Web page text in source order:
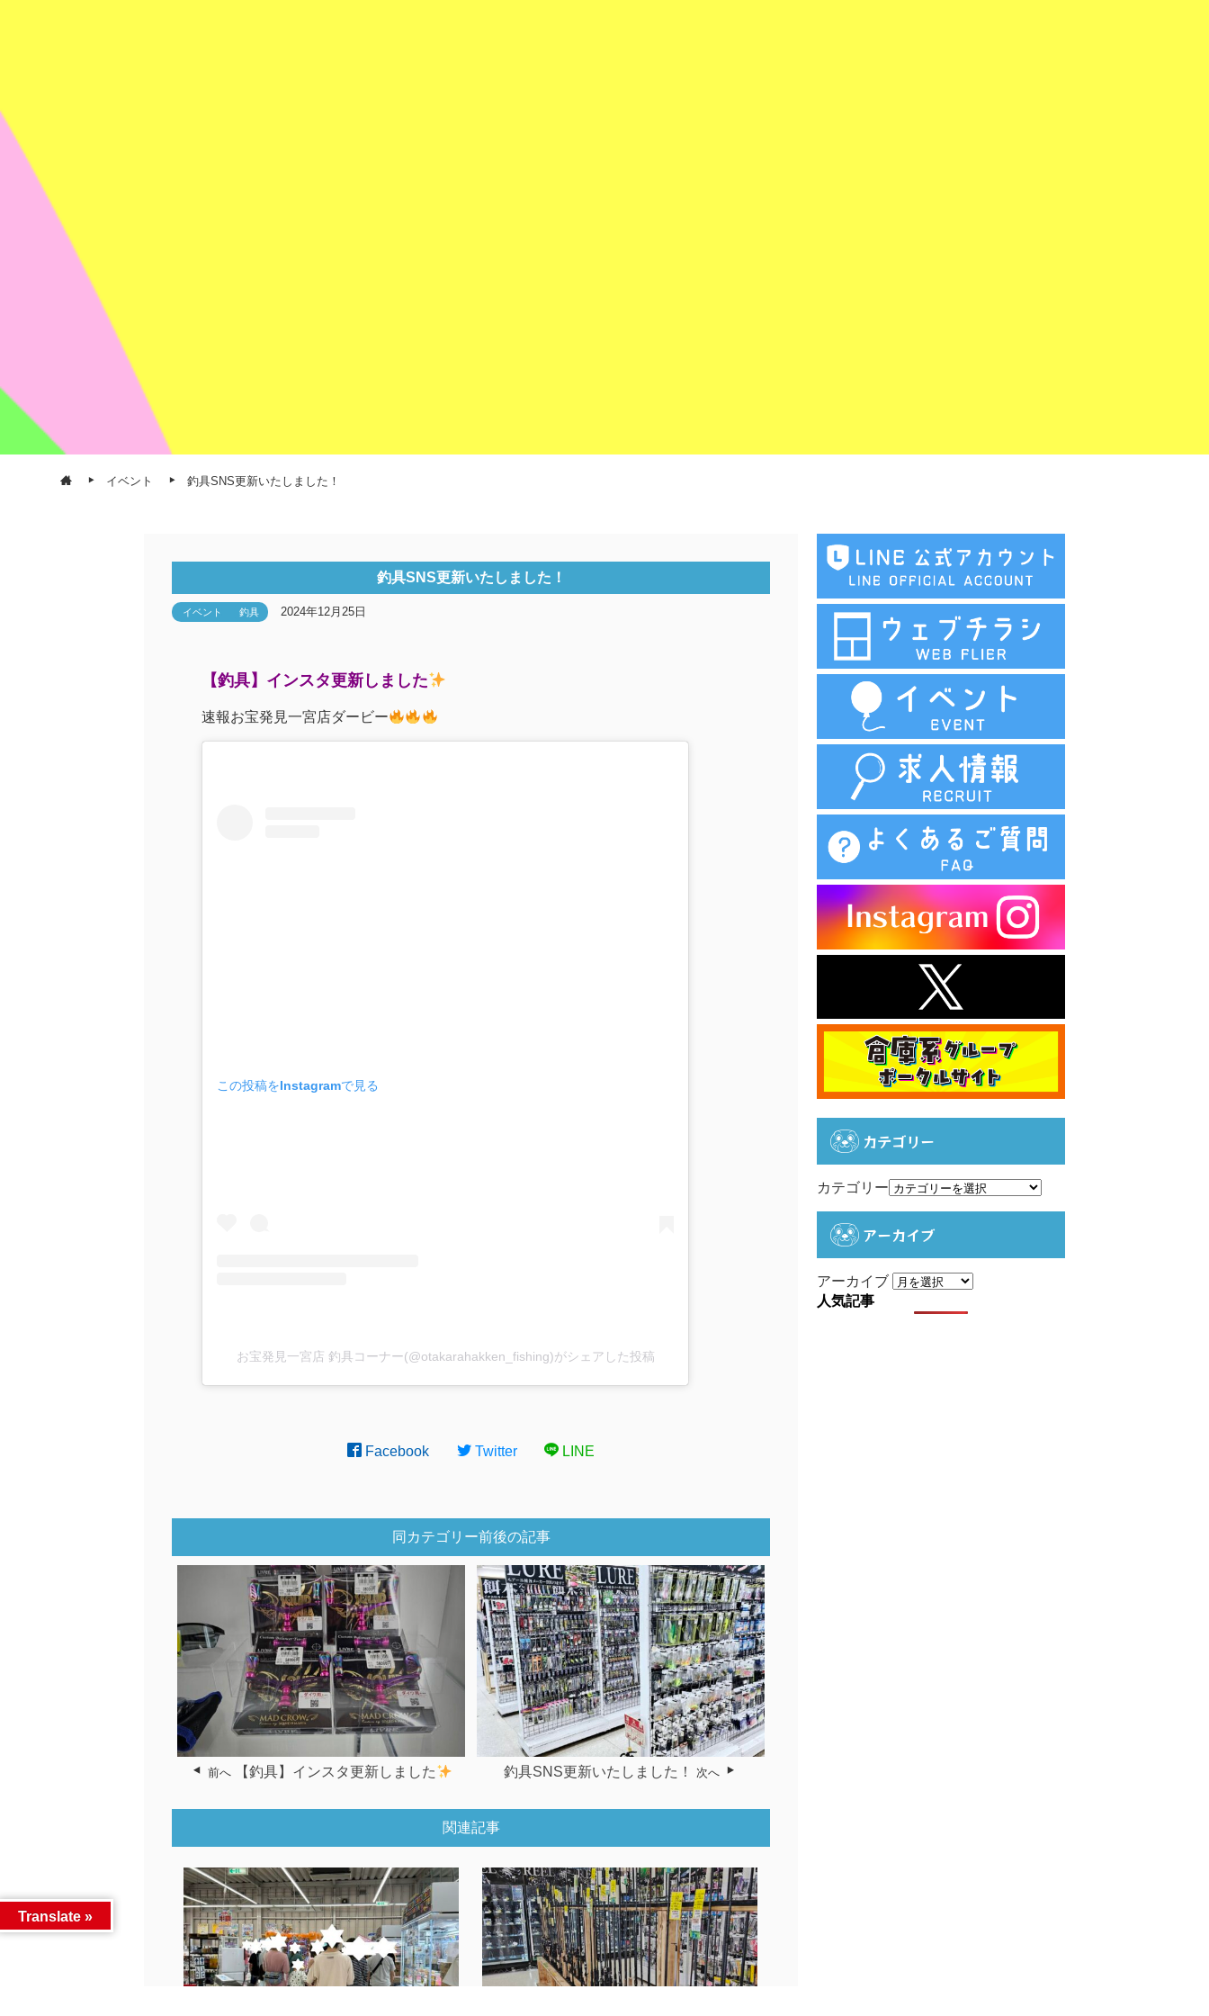
イベント 釣具SNS更新いたしました！
釣具SNS更新いたしました！
イベント 釣具 2024年12月25日
【釣具】インスタ更新しました
速報お宝発見一宮店ダービー
この投稿をInstagramで見る
お宝発見一宮店 釣具コーナー(@otakarahakken_fishing)がシェアした投稿
Facebook Twitter LINE
同カテゴリー前後の記事
前へ 【釣具】インスタ更新しました 釣具SNS更新いたしました！ 次へ
関連記事
カテゴリー
カテゴリー
アーカイブ
アーカイブ
人気記事
Translate »